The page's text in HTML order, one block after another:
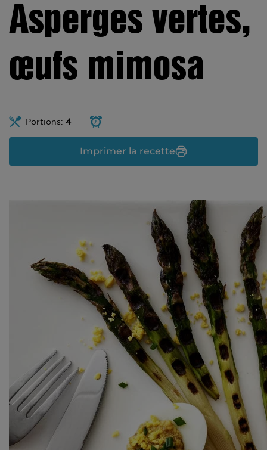
Asperges vertes,
œufs mimosa
Portions: 4
Imprimer la recette